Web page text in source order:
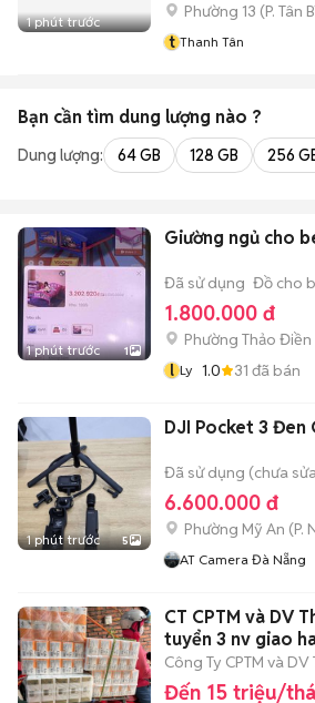
1 phút trước
Phường 13 (P. Tân
t Thanh Tân
Bạn cần tìm dung lượng nào ?
Dung lượng: 64 GB 128 GB 256
1 phút trước 1
Giường ngủ cho
Đã sử dụng Đồ cho
1.800.000 đ
Phường Thảo
l Ly 1.0 31 đã bán
1 phút trước 5
DJI Pocket 3 Đen
Đã sử dụng (chưa
6.600.000 đ
Phường Mỹ An (P.
AT Camera Đà Nẵng
CT CPTM và DV
tuyển 3 nv giao
Công Ty CPTM và
Đến 15 triệu/